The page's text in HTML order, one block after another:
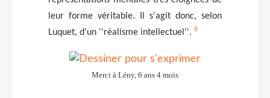
leur forme véritable. Il s'agit donc, selon
Luquet, d'un ''réalisme intellectuel''. 6
Merci à Lény, 6 ans 4 mois